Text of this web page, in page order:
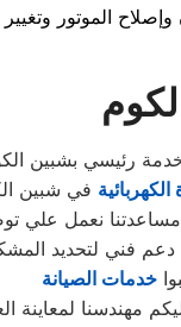
رئيسي بشبين
الكهربائية في شبين
فني لتحديد
خدمات الصيانة